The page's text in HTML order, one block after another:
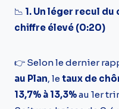
📉 1. Un léger recul
chiffre élevé (0:20)
👉 Selon le dernier
au Plan, letaux de
13,7% à 13,3%au 1er